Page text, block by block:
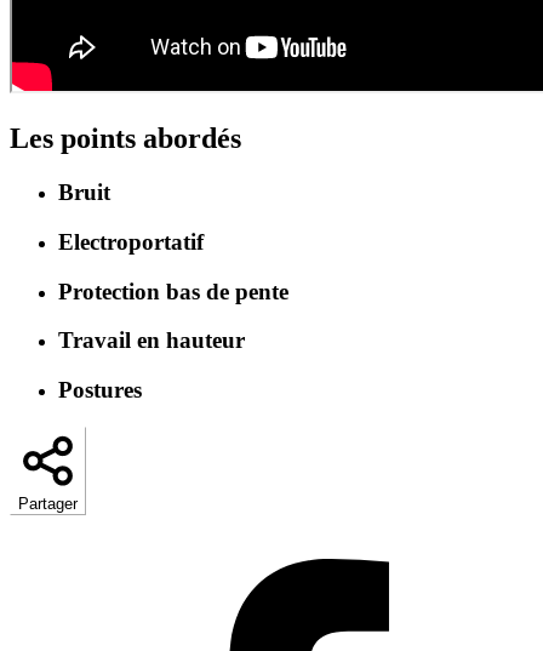
Les points abordés
Bruit
Electroportatif
Protection bas de pente
Travail en hauteur
Postures
Partager